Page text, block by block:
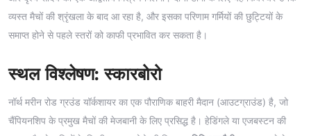
व्यस्त मैचों की श्रृंखला के बाद आ रहा है, और इसका परिणाम गर्मियों की छुट्टियों के
समाप्त होने से पहले स्तरों को काफी प्रभावित कर सकता है।
स्थल विश्लेषण: स्कारबोरो
नॉर्थ मरीन रोड ग्रउंड यॉर्कशायर का एक पौराणिक बाहरी मैदान (आउटग्राउंड) है, जो
चैंपियनशिप के प्रमुख मैचों की मेजबानी के लिए प्रसिद्ध है। हेडिंगले या एजबस्टन की